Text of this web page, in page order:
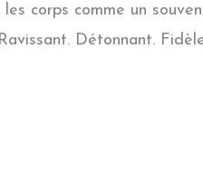
les corps comme un
Détonnant.